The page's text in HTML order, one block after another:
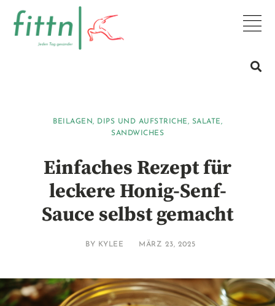
BEILAGEN, DIPS UND AUFSTRICHE, SALATE,
SANDWICHES
Einfaches Rezept für
leckere Honig-Senf-
Sauce selbst gemacht
BY KYLEE MÄRZ 23, 2025